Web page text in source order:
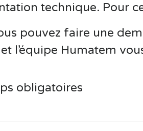
technique. Pour
pouvez faire une
l’équipe Humatem
obligatoires